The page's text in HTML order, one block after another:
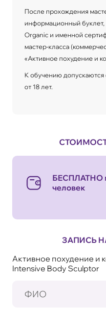
После прохождения
информационный буклет,
Organic и именной
мастер-класса
«Активное похудение и
К обучению допускаются
от 18 лет.
БЕСПЛАТНО
человек
ЗАПИСЬ
Активное похудение и
Intensive Body Sculptor